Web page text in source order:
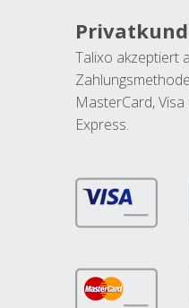
Talixo akzeptiert
MasterCard,
Express.